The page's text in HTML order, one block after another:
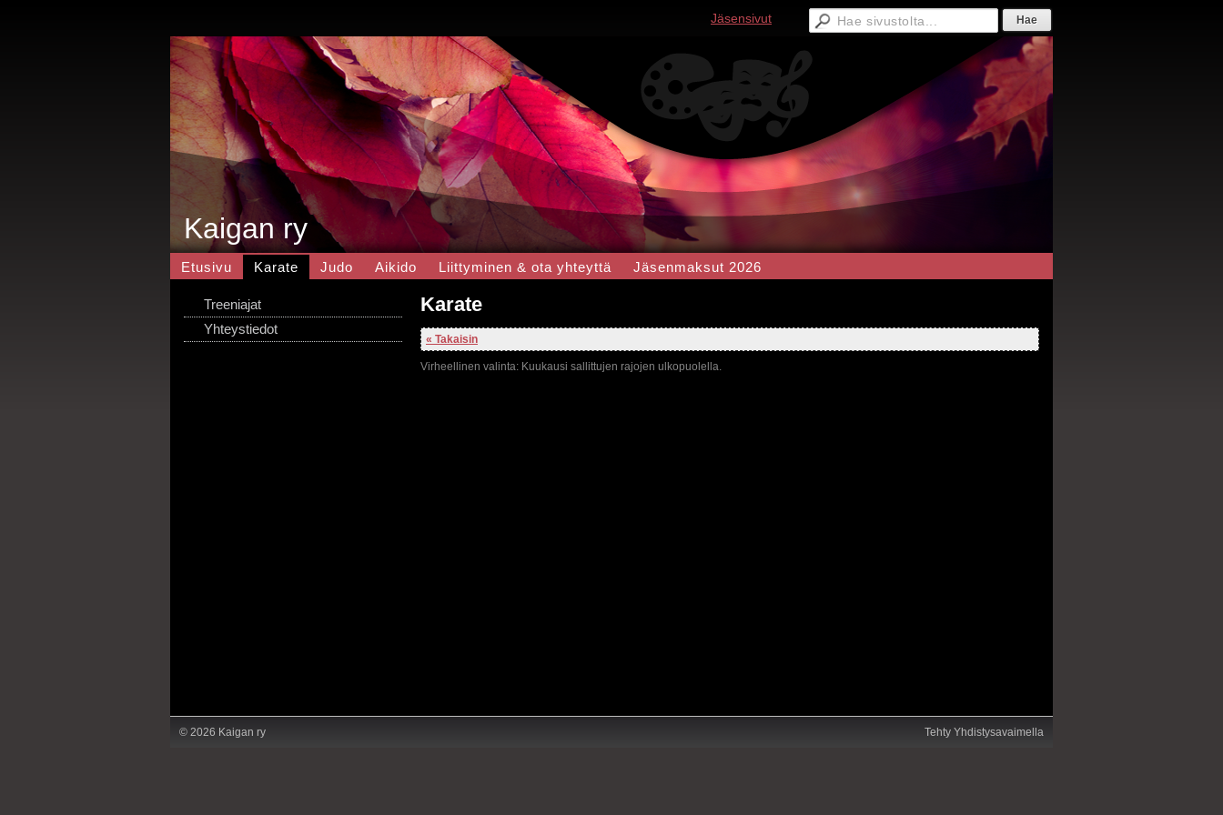
Jäsensivut
Kaigan ry
Etusivu Karate Judo Aikido Liittyminen & ota yhteyttä Jäsenmaksut 2026
Karate
« Takaisin
Virheellinen valinta: Kuukausi sallittujen rajojen ulkopuolella.
Treeniajat
Yhteystiedot
Tehty Yhdistysavaimella
© 2026 Kaigan ry